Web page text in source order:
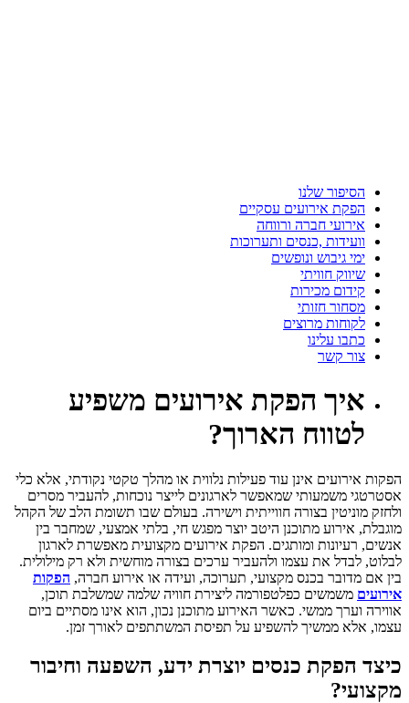
הסיפור שלנו
הפקת אירועים עסקיים
אירועי חברה ורווחה
וועידות ,כנסים ותערוכות
ימי גיבוש ונופשים
שיווק חוויתי
קידום מכירות
מסחור חזותי
לקוחות מרוצים
כתבו עלינו
צור קשר
איך הפקת אירועים משפיע
לטווח הארוך?
הפקות אירועים אינן עוד פעילות נלווית או מהלך טקטי נקודתי, אלא כלי
אסטרטגי משמעותי שמאפשר לארגונים לייצר נוכחות, להעביר מסרים
ולחזק מוניטין בצורה חווייתית וישירה. בעולם שבו תשומת הלב של הקהל
מוגבלת, אירוע מתוכנן היטב יוצר מפגש חי, בלתי אמצעי, שמחבר בין
אנשים, רעיונות ומותגים. הפקת אירועים מקצועית מאפשרת לארגון
לבלוט, לבדל את עצמו ולהעביר ערכים בצורה מוחשית ולא רק מילולית.
בין אם מדובר בכנס מקצועי, תערוכה, ועידה או אירוע חברה, הפקות
אירועים משמשים כפלטפורמה ליצירת חוויה שלמה שמשלבת תוכן,
אווירה וערך ממשי. כאשר האירוע מתוכנן נכון, הוא אינו מסתיים ביום
עצמו, אלא ממשיך להשפיע על תפיסת המשתתפים לאורך זמן.
כיצד הפקת כנסים יוצרת ידע, השפעה וחיבור
מקצועי?